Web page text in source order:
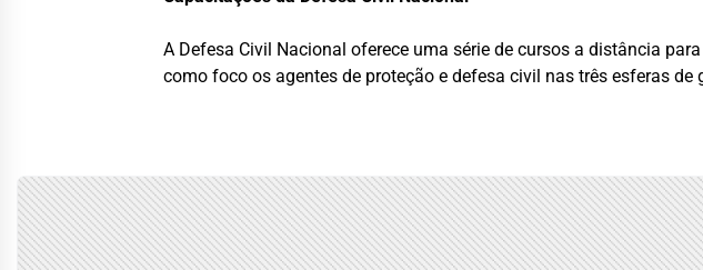
A Defesa Civil Nacional oferece uma série de cursos a distância
como foco os agentes de proteção e defesa civil nas três esferas de